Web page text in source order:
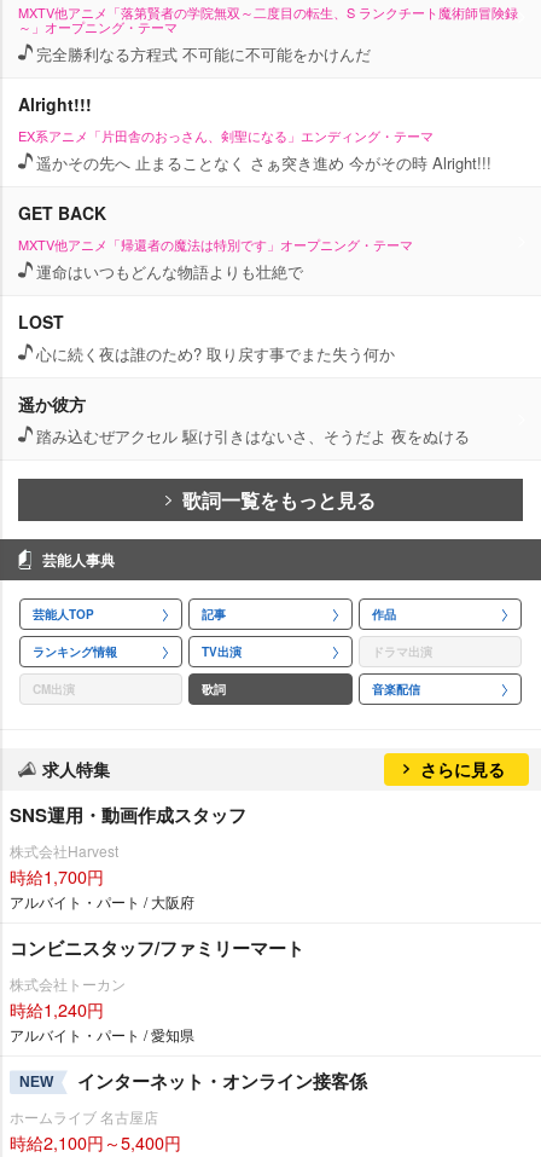
MXTV他アニメ「落第賢者の学院無双～二度目の転生、S ランクチート魔術師冒険録
～」オープニング・テーマ
完全勝利なる方程式 不可能に不可能をかけんだ
Alright!!!
EX系アニメ「片田舎のおっさん、剣聖になる」エンディング・テーマ
遥かその先へ 止まることなく さぁ突き進め 今がその時 Alright!!!
GET BACK
MXTV他アニメ「帰還者の魔法は特別です」オープニング・テーマ
運命はいつもどんな物語よりも壮絶で
LOST
心に続く夜は誰のため? 取り戻す事でまた失う何か
遥か彼方
踏み込むぜアクセル 駆け引きはないさ、そうだよ 夜をぬける
歌詞一覧をもっと見る
芸能人事典
芸能人TOP 記事 作品
ランキング情報 TV出演 ドラマ出演
CM出演 歌詞 音楽配信
求人特集 さらに見る
SNS運用・動画作成スタッフ
株式会社Harvest
時給1,700円
アルバイト・パート / 大阪府
コンビニスタッフ/ファミリーマート
株式会社トーカン
時給1,240円
アルバイト・パート / 愛知県
NEW インターネット・オンライン接客係
ホームライブ 名古屋店
時給2,100円～5,400円